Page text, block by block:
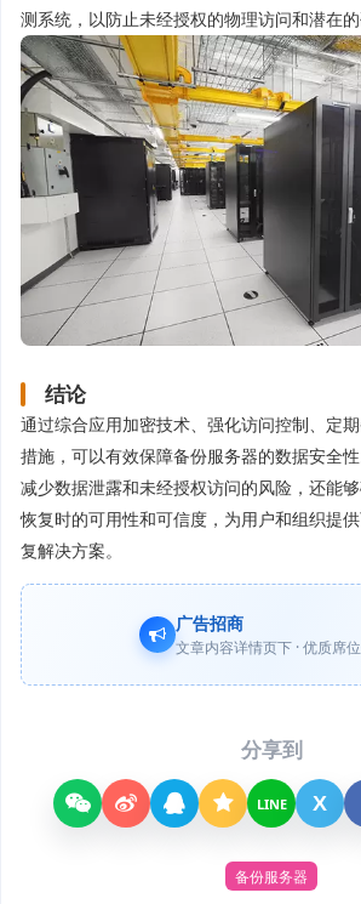
测系统，以防止未经授权的物理访问和潜在的
结论
通过综合应用加密技术、强化访问控制、定
措施，可以有效保障备份服务器的数据安全
减少数据泄露和未经授权访问的风险，还能
恢复时的可用性和可信度，为用户和组织提
复解决方案。
广告招商
文章内容详情页下 · 优质席
分享到
LINE X
备份服务器